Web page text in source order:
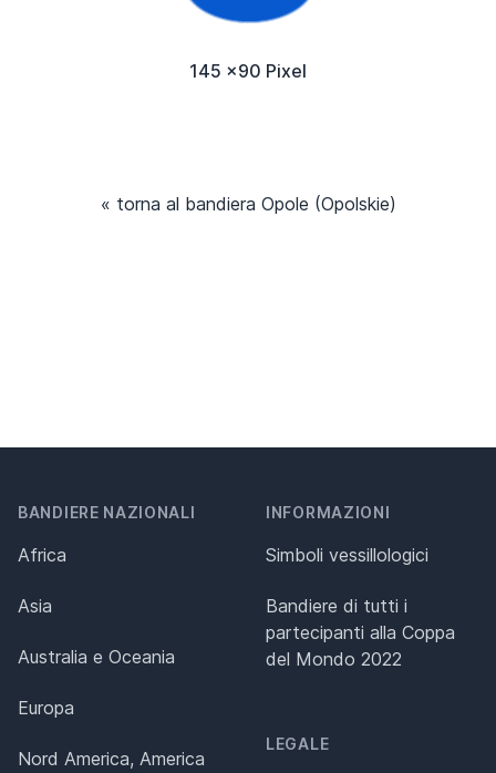
145 x90 Pixel
« torna al bandiera Opole (Opolskie)
BANDIERE NAZIONALI
Africa
Asia
Australia e Oceania
Europa
Nord America, America
INFORMAZIONI
Simboli vessillologici
Bandiere di tutti i
partecipanti alla Coppa
del Mondo 2022
LEGALE